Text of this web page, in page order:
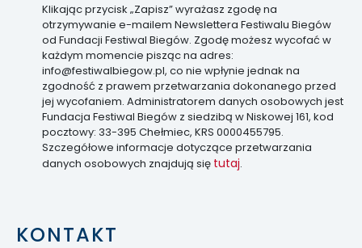
Klikając przycisk „Zapisz” wyrażasz zgodę na
otrzymywanie e-mailem Newslettera Festiwalu Biegów
od Fundacji Festiwal Biegów. Zgodę możesz wycofać w
każdym momencie pisząc na adres:
info@festiwalbiegow.pl, co nie wpłynie jednak na
zgodność z prawem przetwarzania dokonanego przed
jej wycofaniem. Administratorem danych osobowych jest
Fundacja Festiwal Biegów z siedzibą w Niskowej 161, kod
pocztowy: 33-395 Chełmiec, KRS 0000455795.
Szczegółowe informacje dotyczące przetwarzania
danych osobowych znajdują się tutaj.
KONTAKT